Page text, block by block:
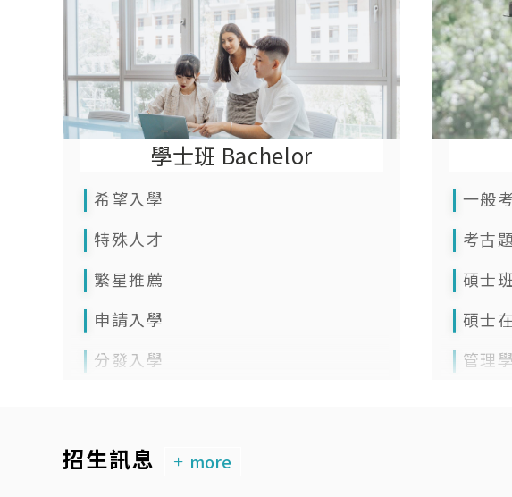
學士班 Bachelor
希望入學
特殊人才
繁星推薦
申請入學
分發入學
選入學
一般
考古題
碩士
碩士
管理
招生訊息
more